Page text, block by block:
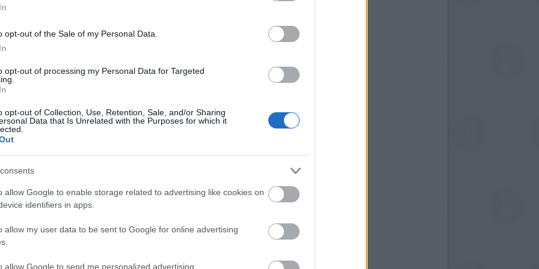
opt-out of the Sale of my Personal Data.
opt-out of processing my Personal Data for Targeted
opt-out of Collection, Use, Retention, Sale, and/or Sharing
Data that Is Unrelated with the Purposes for which it
allow Google to enable storage related to advertising like cookies on
identifiers in apps.
allow my user data to be sent to Google for online advertising
allow Google to send me personalized advertising.
szakiskolák értelmileg akadályozott
A Támogatott Foglalkoztatás nevet viselő
találjanak a megfelelő munkára. A
ki, magyarországi viszonyokra a Salva Vita